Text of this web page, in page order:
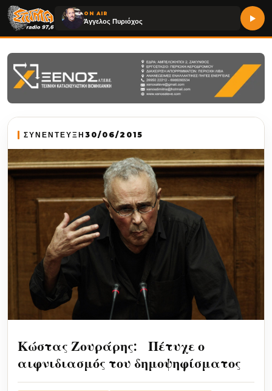
ON AIR
Άγγελος Πυριόχος
ΣΥΝΕΝΤΕΥΞΗ 30/06/2015
Κώστας Ζουράρης: Πέτυχε ο
αιφνιδιασμός του δημοψηφίσματος